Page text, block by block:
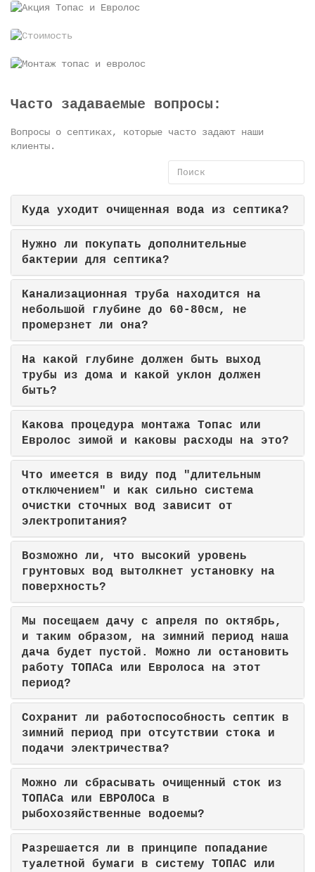
Часто задаваемые вопросы:
Вопросы о септиках, которые часто задают наши
клиенты.
Куда уходит очищенная вода из септика?
Нужно ли покупать дополнительные
бактерии для септика?
Канализационная труба находится на
небольшой глубине до 60-80см, не
промерзнет ли она?
На какой глубине должен быть выход
трубы из дома и какой уклон должен
быть?
Какова процедура монтажа Топас или
Евролос зимой и каковы расходы на это?
Что имеется в виду под "длительным
отключением" и как сильно система
очистки сточных вод зависит от
электропитания?
Возможно ли, что высокий уровень
грунтовых вод вытолкнет установку на
поверхность?
Мы посещаем дачу с апреля по октябрь,
и таким образом, на зимний период наша
дача будет пустой. Можно ли остановить
работу ТОПАСа или Евролоса на этот
период?
Сохранит ли работоспособность септик в
зимний период при отсутствии стока и
подачи электричества?
Можно ли сбрасывать очищенный сток из
ТОПАСа или ЕВРОЛОСа в
рыбохозяйственные водоемы?
Разрешается ли в принципе попадание
туалетной бумаги в систему ТОПАС или